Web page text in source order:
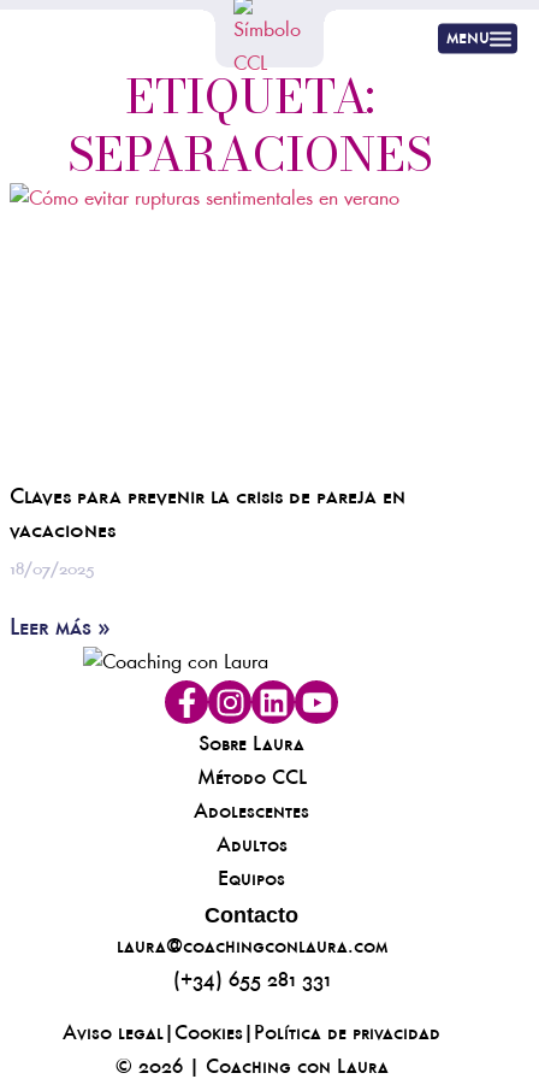
menu
ETIQUETA:
SEPARACIONES
Claves para prevenir la crisis de pareja en
vacaciones
18/07/2025
Leer más »
Sobre Laura
Método CCL
Adolescentes
Adultos
Equipos
Contacto
laura@coachingconlaura.com
(+34) 655 281 331
© 2026 | Coaching con Laura
Aviso legal |Cookies Política de privacidad